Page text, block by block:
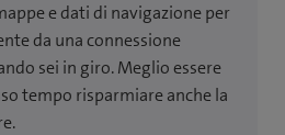
e dati di navigazione per
da una connessione
sei in giro. Meglio essere
tempo risparmiare anche la